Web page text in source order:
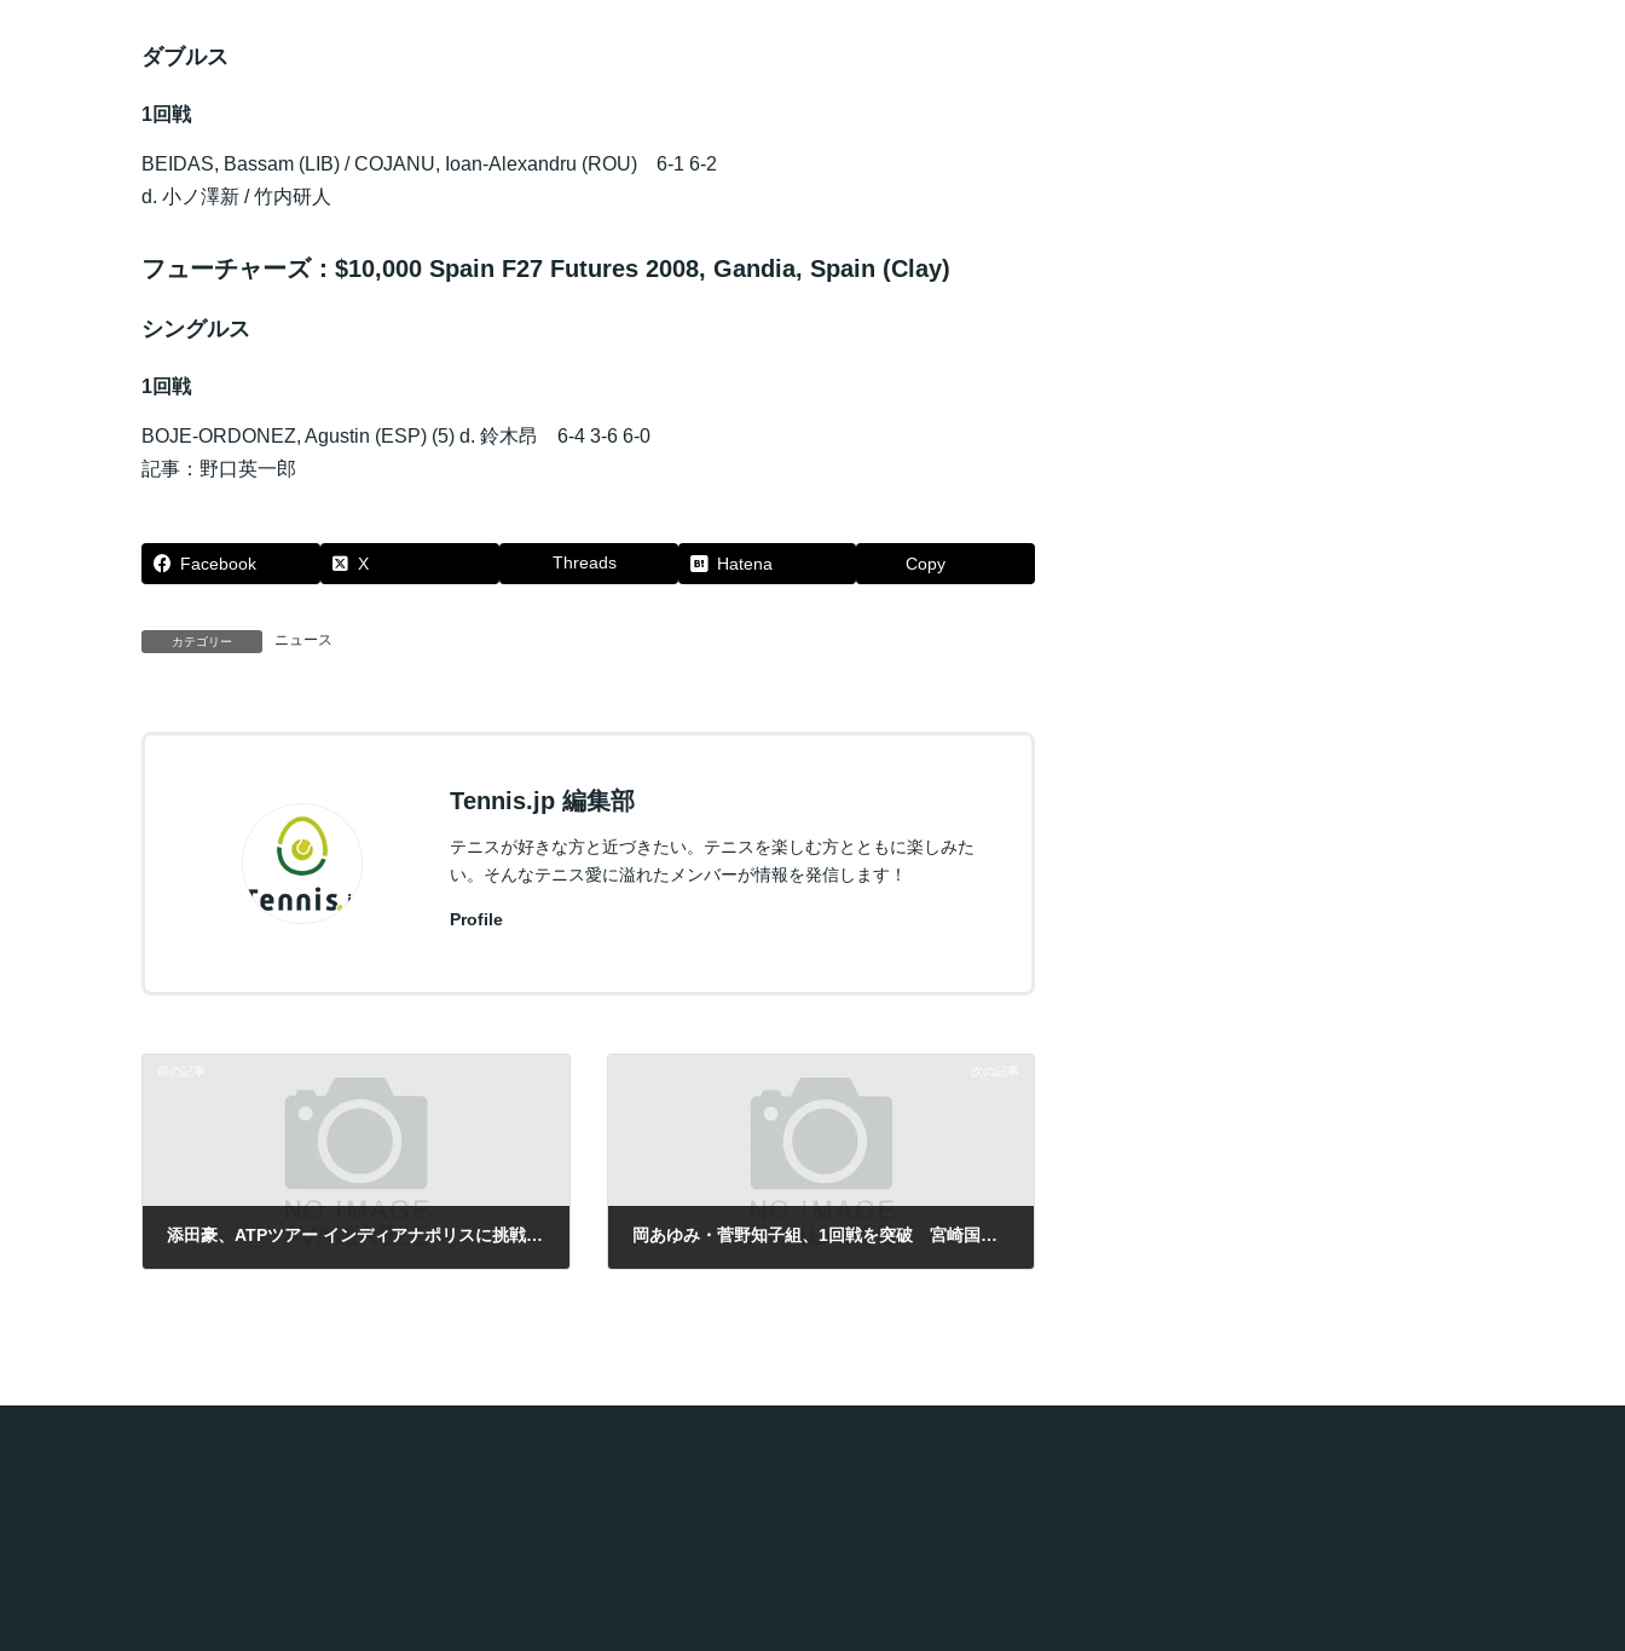
ダブルス
1回戦
BEIDAS, Bassam (LIB) / COJANU, Ioan-Alexandru (ROU) 6-1 6-2
d. 小ノ澤新 /竹内研人
フューチャーズ：$10,000 Spain F27 Futures 2008, Gandia, Spain (Clay)
シングルス
1回戦
BOJE-ORDONEZ, Agustin (ESP) (5) d. 鈴木昂
6-4 3-6 6-0
記事：野口英一郎
Facebook X Threads Hatena Copy
カテゴリー ニュース
Tennis.jp 編集部
テニスが好きな方と近づきたい。テニスを楽しむ方とともに楽しみた
い。そんなテニス愛に溢れたメンバーが情報を発信します！
Profile
添田豪、ATPツアー インディアナポリスに挑戦したが、1回戦で敗退 岡あゆみ・菅野知子組、1回戦を突破 宮崎国際女子チャレンジャーテニス